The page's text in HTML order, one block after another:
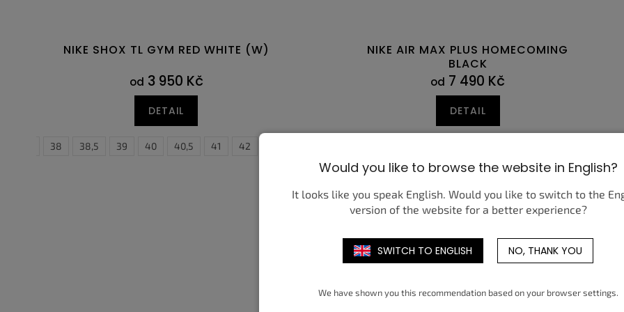
NIKE SHOX TL GYM RED WHITE (W)
od 3 950 Kč
DETAIL
38 38,5 39 40 40,5 41 42
NIKE AIR MAX PLUS HOMECOMING
BLACK
od 7 490 Kč
DETAIL
38,5
Would you like to browse the website in English?
It looks like you speak English. Would you like to switch to the
version of the website for a better experience?
SWITCH TO ENGLISH NO, THANK YOU
We have shown you this recommendation based on your browser settings.